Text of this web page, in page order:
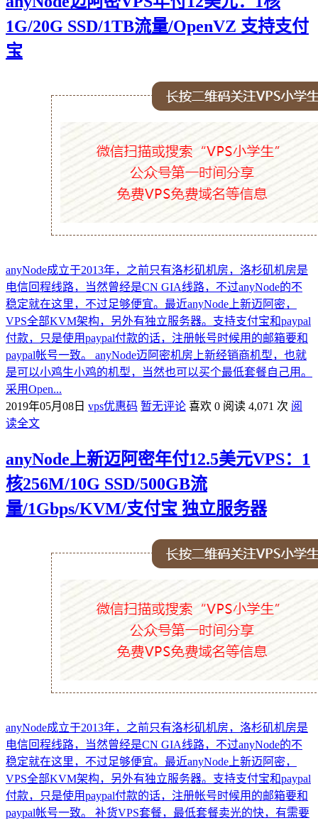
1G/20G SSD/1TB流量/OpenVZ 支持支付
宝
anyNode成立于2013年，之前只有洛杉矶机房，洛杉矶机房是
电信回程线路，当然曾经是CN GIA线路，不过anyNode的不
稳定就在这里，不过足够便宜。最近anyNode上新迈阿密，
VPS全部KVM架构，另外有独立服务器。支持支付宝和paypal
付款，只是使用paypal付款的话，注册帐号时候用的邮箱要和
paypal帐号一致。 anyNode迈阿密机房上新经销商机型，也就
是可以小鸡生小鸡的机型，当然也可以买个最低套餐自己用。
采用Open...
2019年05月08日 vps优惠码 暂无评论 喜欢 0 阅读 4,071 次 阅
读全文
anyNode上新迈阿密年付12.5美元VPS：1
核256M/10G SSD/500GB流
量/1Gbps/KVM/支付宝 独立服务器
anyNode成立于2013年，之前只有洛杉矶机房，洛杉矶机房是
电信回程线路，当然曾经是CN GIA线路，不过anyNode的不
稳定就在这里，不过足够便宜。最近anyNode上新迈阿密，
VPS全部KVM架构，另外有独立服务器。支持支付宝和paypal
付款，只是使用paypal付款的话，注册帐号时候用的邮箱要和
paypal帐号一致。 补货VPS套餐，最低套餐卖光的快，有需要